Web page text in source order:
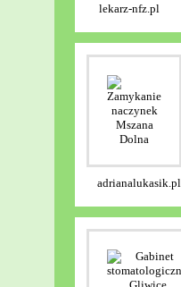
lekarz-nfz.pl
adrianalukasik.pl